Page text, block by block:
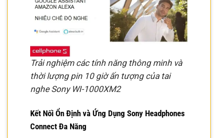
Trải nghiệm các tính năng thông minh và
thời lượng pin 10 giờ ấn tượng của tai
nghe Sony WI-1000XM2
Kết Nối Ổn Định và Ứng Dụng Sony Headphones
Connect Đa Năng